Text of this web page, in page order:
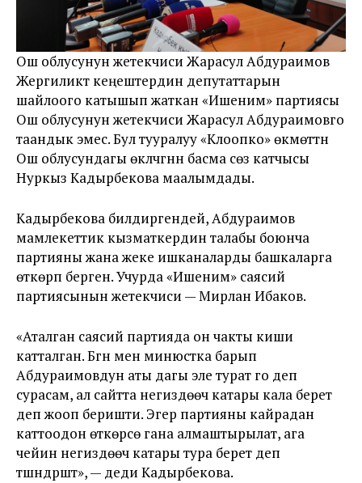
Ош облусунун жетекчиси Жарасул Абдураимов
Жергиликтүү кеңештердин депутаттарын
шайлоого катышып жаткан «Ишеним» партиясы
Ош облусунун жетекчиси Жарасул Абдураимовго
таандык эмес. Бул тууралуу «Клоопко» өкмөттүн
Ош облусундагы өкүлчүгүнүн басма сөз катчысы
Нуркыз Кадырбекова маалымдады.
Кадырбекова билдиргендей, Абдураимов
мамлекеттик кызматкердин талабы боюнча
партияны жана жеке ишканаларды башкаларга
өткөрүп берген. Учурда «Ишеним» саясий
партиясынын жетекчиси — Мирлан Ибаков.
«Аталган саясий партияда он чакты киши
катталган. Бүгүн мен минюстка барып
Абдураимовдун аты дагы эле турат го деп
сурасам, ал сайтта негиздөөчү катары кала берет
деп жооп беришти. Эгер партияны кайрадан
каттоодон өткөрсө гана алмаштырылат, ага
чейин негиздөөчү катары тура берет деп
түшүндүрүштү», — деди Кадырбекова.